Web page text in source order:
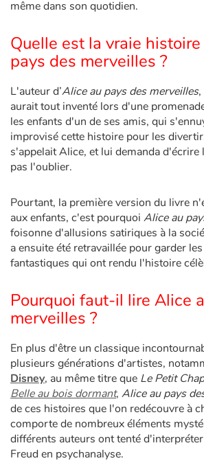
même dans son quotidien.
Quelle est la vraie
pays des merveilles ?
L'auteur d’Alice au pays des merveilles,
aurait tout inventé lors d'une
les enfants d'un de ses amis, qui
improvisé cette histoire pour les
s'appelait Alice, et lui demanda
pas l'oublier.
Pourtant, la première version du livre
aux enfants, c'est pourquoi Alice au
foisonne d'allusions satiriques à la
a ensuite été retravaillée pour garder
fantastiques qui ont rendu l'histoire
Pourquoi faut-il lire Alice
merveilles ?
En plus d'être un classique
plusieurs générations d'artistes,
Disney, au même titre que Le Petit
Belle au bois dormant, Alice au pays
de ces histoires que l'on redécouvre à
comporte de nombreux éléments
différents auteurs ont tenté
Freud en psychanalyse.